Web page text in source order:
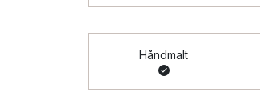
Håndmalt